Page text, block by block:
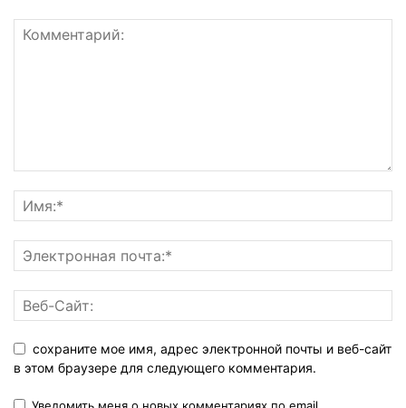
сохраните мое имя, адрес электронной почты и веб-сайт
в этом браузере для следующего комментария.